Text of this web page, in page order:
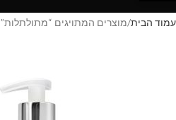
עמוד הבית מוצרים המתויגים “מתולתלות”